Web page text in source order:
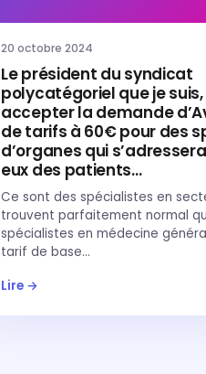
20 octobre 2024
Le président du syndicat
polycatégoriel que je
accepter la demande
de tarifs à 60€ pour des
d’organes qui
eux des patients…
Ce sont des spécialistes en
trouvent parfaitement normal
spécialistes en médecine
tarif de base…
Lire →